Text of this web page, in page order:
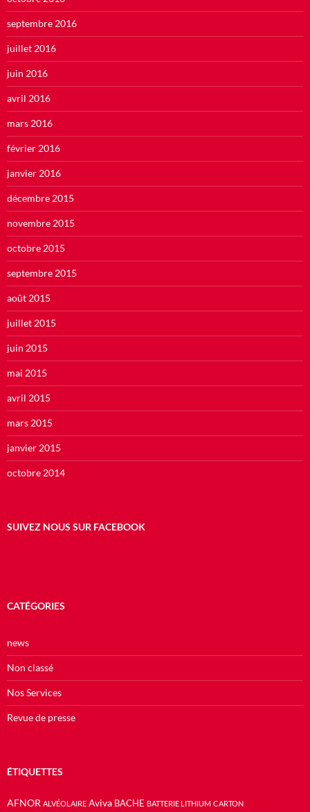
septembre 2016
juillet 2016
juin 2016
avril 2016
mars 2016
février 2016
janvier 2016
décembre 2015
novembre 2015
octobre 2015
septembre 2015
août 2015
juillet 2015
juin 2015
mai 2015
avril 2015
mars 2015
janvier 2015
octobre 2014
SUIVEZ NOUS SUR FACEBOOK
CATÉGORIES
news
Non classé
Nos Services
Revue de presse
ÉTIQUETTES
AFNOR ALVÉOLAIRE Aviva BACHE BATTERIE LITHIUM CARTON